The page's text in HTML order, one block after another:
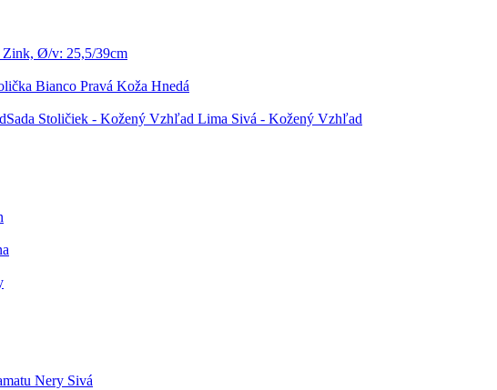
Zink, Ø/v: 25,5/39cm
Bianco Pravá Koža Hnedá
Sada Stoličiek - Kožený Vzhľad Lima Sivá - Kožený Vzhľad
Nery Sivá